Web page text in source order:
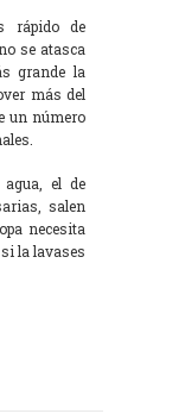
rápido de
se atasca
grande la
más del
un número
el de
salen
necesita
la lavases